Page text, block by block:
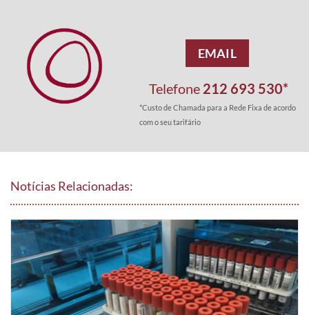
EMAIL
Telefone 212 693 530*
*Custo de Chamada para a Rede Fixa de acordo
com o seu tarifário
Notícias Relacionadas: